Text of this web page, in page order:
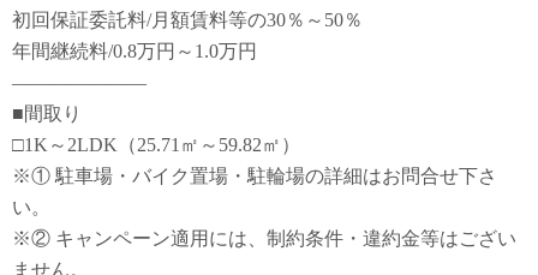
初回保証委託料/月額賃料等の30％～50％
年間継続料/0.8万円～1.0万円
―――――――
■間取り
□1K～2LDK（25.71㎡～59.82㎡）
※① 駐車場・バイク置場・駐輪場の詳細はお問合せ下さ
い。
※② キャンペーン適用には、制約条件・違約金等はござい
ません。